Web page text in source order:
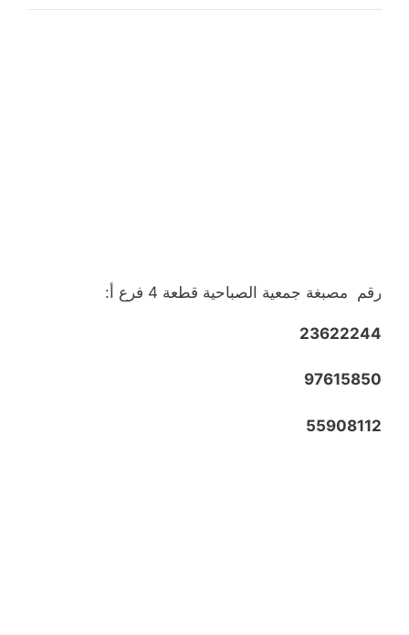
رقم مصبغة جمعية الصباحية قطعة 4 فرع أ:
23622244
97615850
55908112